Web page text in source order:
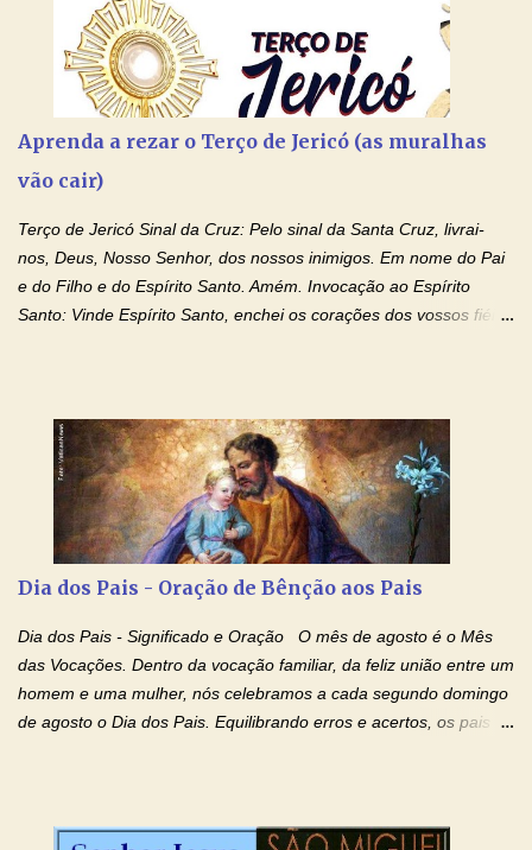
Aprenda a rezar o Terço de Jericó (as muralhas
vão cair)
Terço de Jericó Sinal da Cruz: Pelo sinal da Santa Cruz, livrai-
nos, Deus, Nosso Senhor, dos nossos inimigos. Em nome do Pai
e do Filho e do Espírito Santo. Amém. Invocação ao Espírito
Santo: Vinde Espírito Santo, enchei os corações dos vossos fiéis
Santo, fazei que apreciemos retamente todas as coisas segundo
o mesmo Espírito e gozemos sempre da sua consolação. Por
Cristo, Senhor Nosso. Amém. Creio: Creio em Deus Pai Todo-
Poderoso, Criador do céu e da terra; e em Jesus Cristo, seu
único Filho, nosso Senhor; que foi concebido pelo poder do Espí­
rito Santo; nasceu da Virgem Maria, padeceu sob Pôncio Pilatos,
foi crucificado, morto e sepultado. Desceu à mansão dos mortos;
ressuscitou ao terceiro dia; subiu aos céus, está sentado à direita
de Deus Pai todo-poderoso, donde há de vir a julgar os v...
Dia dos Pais - Oração de Bênção aos Pais
Dia dos Pais - Significado e Oração O mês de agosto é o Mês
das Vocações. Dentro da vocação familiar, da feliz união entre um
homem e uma mulher, nós celebramos a cada segundo domingo
de agosto o Dia dos Pais. Equilibrando erros e acertos, os pais
conforto, boa alimentação, educação de qualidade. E, em geral,